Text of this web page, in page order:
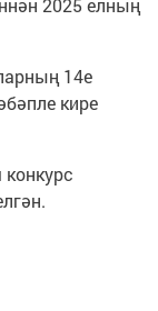
14е
кире